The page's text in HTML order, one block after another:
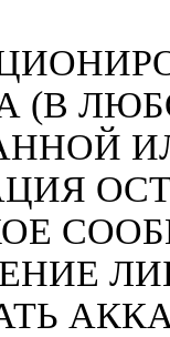
(В